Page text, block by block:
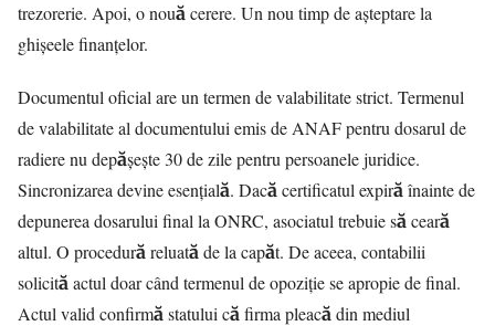
trezorerie. Apoi, o nouă cerere. Un nou timp de așteptare la
ghișeele finanțelor.
Documentul oficial are un termen de valabilitate strict. Termenul
de valabilitate al documentului emis de ANAF pentru dosarul de
radiere nu depășește 30 de zile pentru persoanele juridice.
Sincronizarea devine esențială. Dacă certificatul expiră înainte de
depunerea dosarului final la ONRC, asociatul trebuie să ceară
altul. O procedură reluată de la capăt. De aceea, contabilii
solicită actul doar când termenul de opoziție se apropie de final.
Actul valid confirmă statului că firma pleacă din mediul